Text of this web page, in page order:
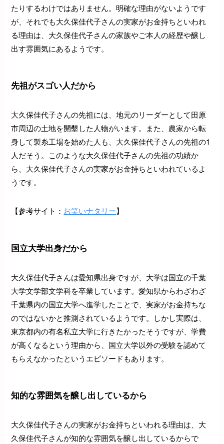
たりするわけではありません。明確な理由がないようです
が、それでも大久保佳代子さんの実家がお金持ちといわれ
る理由は、大久保佳代子さんの家族やご本人の経歴や醸し
出す雰囲気にあるようです。
先祖がスゴい人だから
大久保佳代子さんの先祖には、地元のリーダーとして田原
市周辺の土地を開墾した人物がいます。また、農家から転
身して製糸工場を始めた人も、大久保佳代子さんの先祖の1
人だそう。このような大久保佳代子さんの先祖の功績か
ら、大久保佳代子さんの実家がお金持ちといわれているよ
うです。
【参考サイト： お笑いナタリー】
国立大学出身だから
大久保佳代子さんは愛知県出身ですが、大学は国立の千葉
大学文学部文学科を卒業しています。愛知県からわざわざ
千葉県内の国立大学へ進学したことで、実家がお金持ちな
のではないかと推測されているようです。しかし実際は、
東京都内の有名私立大学に行きたかったそうですが、学費
が高くなるという理由から、国立大学以外の受験を認めて
もらえなかったというエピソードもあります。
知的な雰囲気を醸し出しているから
大久保佳代子さんの実家がお金持ちといわれる理由は、大
久保佳代子さんが知的な雰囲気を醸し出しているからで